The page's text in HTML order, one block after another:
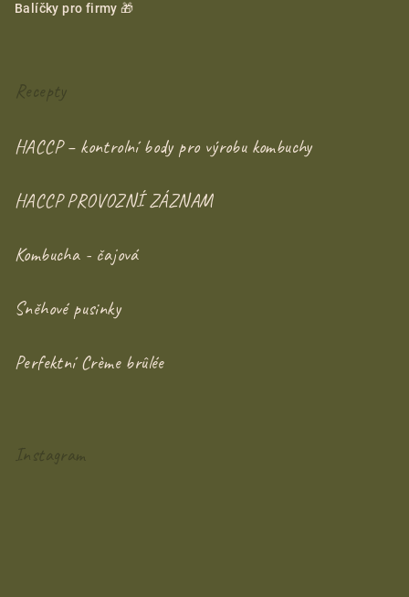
Balíčky pro firmy 🎁
Recepty
HACCP – kontrolní body pro výrobu kombuchy
HACCP PROVOZNÍ ZÁZNAM
Kombucha - čajová
Sněhové pusinky
Perfektní Crème brûlée
Instagram